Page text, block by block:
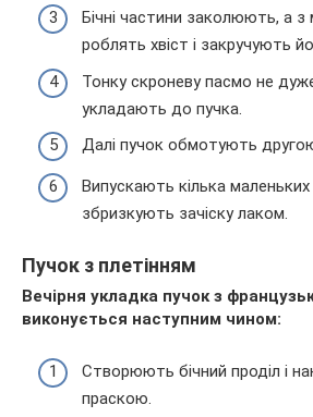
Бічні частини заколюють, а
роблять хвіст і закручують
Тонку скроневу пасмо не
укладають до пучка.
Далі пучок обмотують
Випускають кілька маленьких
збризкують зачіску лаком.
Пучок з плетінням
Вечірня укладка пучок з
виконується наступним чином:
Створюють бічний проділ і
праскою.